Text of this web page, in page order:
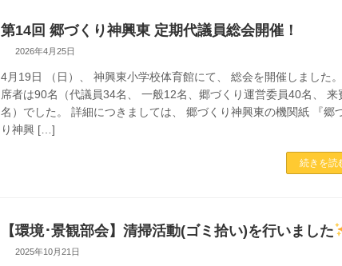
第14回 郷づくり神興東 定期代議員総会開催！
2026年4月25日
4月19日 （日）、 神興東小学校体育館にて、 総会を開催しました
席者は90名（代議員34名、 一般12名、郷づくり運営委員40名、 来
名）でした。 詳細につきましては、 郷づくり神興東の機関紙 『郷
り神興 […]
続きを読
【環境･景観部会】清掃活動(ゴミ拾い)を行いました
2025年10月21日